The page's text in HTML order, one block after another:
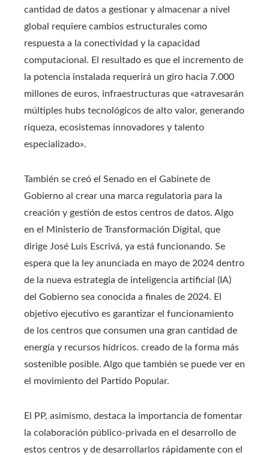
cantidad de datos a gestionar y almacenar a nivel
global requiere cambios estructurales como
respuesta a la conectividad y la capacidad
computacional. El resultado es que el incremento de
la potencia instalada requerirá un giro hacia 7.000
millones de euros, infraestructuras que «atravesarán
múltiples hubs tecnológicos de alto valor, generando
riqueza, ecosistemas innovadores y talento
especializado».
También se creó el Senado en el Gabinete de
Gobierno al crear una marca regulatoria para la
creación y gestión de estos centros de datos. Algo
en el Ministerio de Transformación Digital, que
dirige José Luis Escrivá, ya está funcionando. Se
espera que la ley anunciada en mayo de 2024 dentro
de la nueva estrategia de inteligencia artificial (IA)
del Gobierno sea conocida a finales de 2024. El
objetivo ejecutivo es garantizar el funcionamiento
de los centros que consumen una gran cantidad de
energía y recursos hídricos. creado de la forma más
sostenible posible. Algo que también se puede ver en
el movimiento del Partido Popular.
El PP, asimismo, destaca la importancia de fomentar
la colaboración público-privada en el desarrollo de
estos centros y de desarrollarlos rápidamente con el